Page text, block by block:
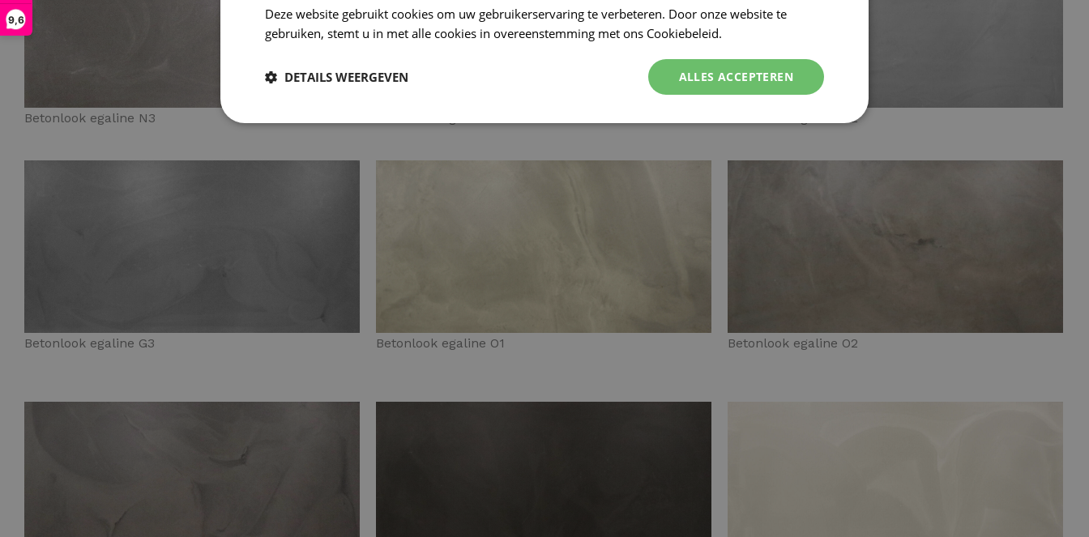
9,6
Betonlook egaline N3 Betonlook egaline G2
Betonlook egaline G3 Betonlook egaline O1 Betonlook egaline O2
Deze website gebruikt cookies om uw gebruikerservaring te verbeteren. Door onze website te
gebruiken, stemt u in met alle cookies in overeenstemming met ons Cookiebeleid.
ALLES ACCEPTEREN
DETAILS WEERGEVEN